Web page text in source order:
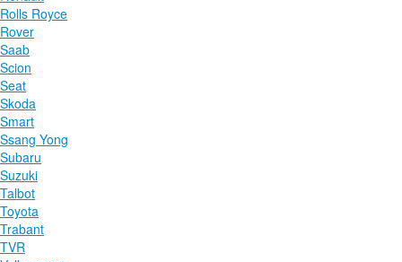
Rolls Royce
Rover
Saab
Scion
Seat
Skoda
Smart
Ssang Yong
Subaru
Suzuki
Talbot
Toyota
Trabant
TVR